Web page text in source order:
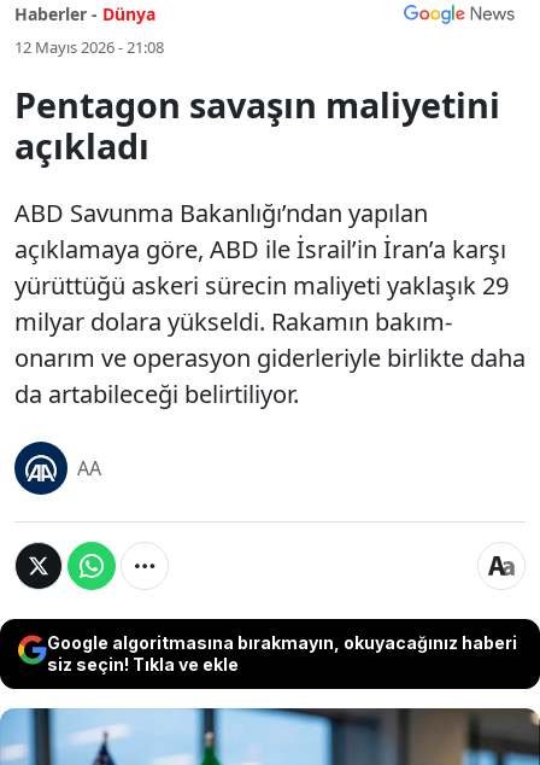
Haberler - Dünya
12 Mayıs 2026 - 21:08
Pentagon savaşın maliyetini
açıkladı
ABD Savunma Bakanlığı’ndan yapılan
açıklamaya göre, ABD ile İsrail’in İran’a karşı
yürüttüğü askeri sürecin maliyeti yaklaşık 29
milyar dolara yükseldi. Rakamın bakım-
onarım ve operasyon giderleriyle birlikte daha
da artabileceği belirtiliyor.
AA
Google algoritmasına bırakmayın, okuyacağınız haberi
siz seçin! Tıkla ve ekle